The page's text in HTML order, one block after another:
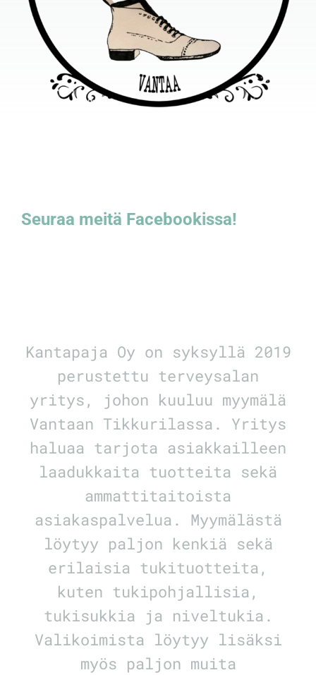
Seuraa meitä Facebookissa!
Kantapaja Oy on syksyllä 2019
perustettu terveysalan
yritys, johon kuuluu myymälä
Vantaan Tikkurilassa. Yritys
haluaa tarjota asiakkailleen
laadukkaita tuotteita sekä
ammattitaitoista
asiakaspalvelua. Myymälästä
löytyy paljon kenkiä sekä
erilaisia tukituotteita,
kuten tukipohjallisia,
tukisukkia ja niveltukia.
Valikoimista löytyy lisäksi
myös paljon muita